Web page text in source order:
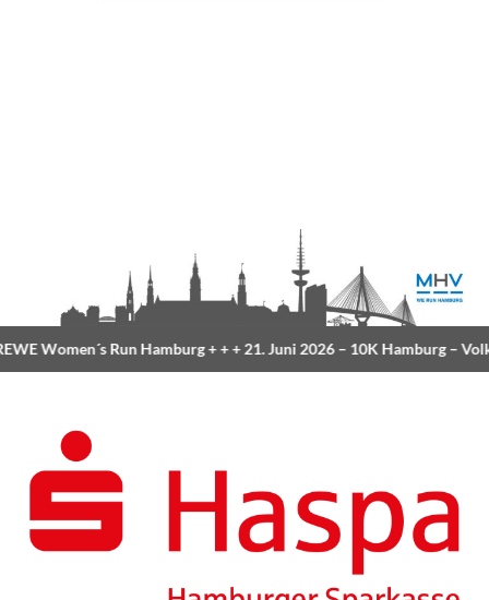
Women´s Run Hamburg+ + +21. Juni 2026 –10K Hamburg–